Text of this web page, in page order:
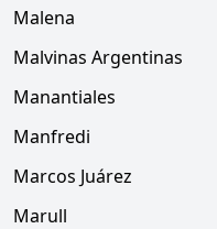
Malena
Malvinas Argentinas
Manantiales
Manfredi
Marcos Juárez
Marull